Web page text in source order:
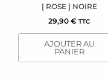
[ ROSE ] NOIRE
29,90 € TTC
AJOUTER AU
PANIER